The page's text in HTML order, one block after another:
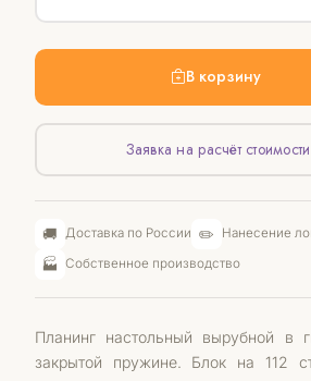
В корзину
Заявка на расчёт
🚚 Доставка по России ✏️ Нанесение
🏭 Собственное производство
Планинг настольный вырубной в
закрытой пружине. Блок на 112